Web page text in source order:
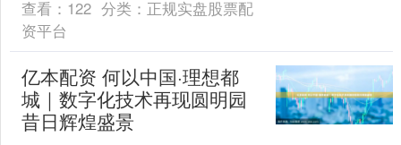
查看： 122 分类： 正规实盘股票配
资平台
亿本配资 何以中国·理想都
城｜数字化技术再现圆明园
昔日辉煌盛景